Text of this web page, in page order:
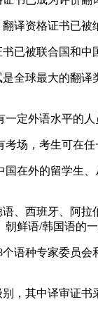
译资格证书已
已被联合国和
全球最大的翻
外语水平的人
，考生可在任
外的留学生、
、西班牙、阿
鲜语/韩国语的
语种专家委员
，其中译审证